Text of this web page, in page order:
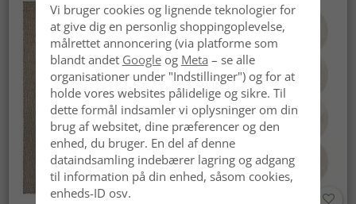
Vi bruger cookies og lignende teknologier for
at give dig en personlig shoppingoplevelse,
målrettet annoncering (via platforme som
blandt andet Googleog Meta – se alle
organisationer under "Indstillinger") og for at
holde vores websites pålidelige og sikre. Til
dette formål indsamler vi oplysninger om din
brug af websitet, dine præferencer og den
enhed, du bruger. En del af denne
dataindsamling indebærer lagring og adgang
til information på din enhed, såsom cookies,
enheds-ID osv.